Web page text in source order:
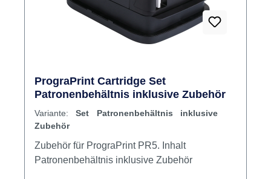
PrograPrint Cartridge Set
Patronenbehältnis inklusive Zubehör
Variante: Set Patronenbehältnis inklusive
Zubehör
Zubehör für PrograPrint PR5. Inhalt
Patronenbehältnis inklusive Zubehör